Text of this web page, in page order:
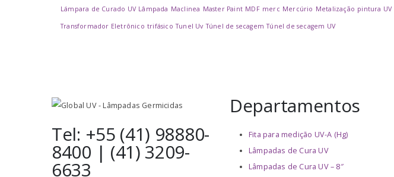
Lámpara de Curado UV Lâmpada Maclinea Master Paint MDF merc Mercúrio Metalização pintura UV
Transformador Eletrônico trifásico Tunel Uv Túnel de secagem Túnel de secagem UV
Tel: +55 (41) 98880-
8400 | (41) 3209-
6633
Departamentos
Fita para medição UV-A (Hg)
Lâmpadas de Cura UV
Lâmpadas de Cura UV – 8″